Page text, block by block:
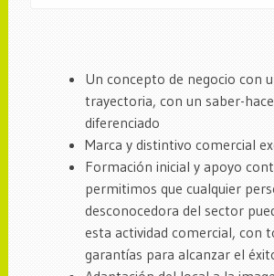
Un concepto de negocio con
trayectoria, con un saber-
diferenciado
Marca y distintivo comercial
Formación inicial y apoyo
permitimos que cualquier
desconocedora del sector
esta actividad comercial, con
garantías para alcanzar el